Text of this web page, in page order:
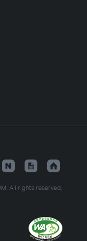
All rights reserved.